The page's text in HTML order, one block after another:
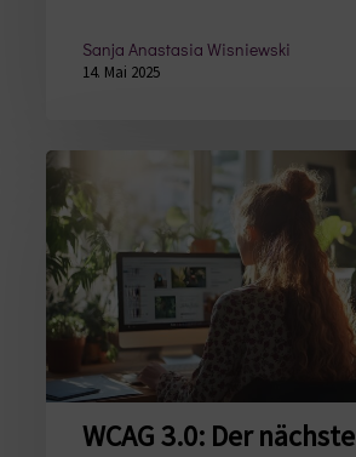
Sanja Anastasia Wisniewski
14. Mai 2025
WCAG
3.0:
Der
nächste
Barrierefreiheitsstandard
WCAG 3.0: Der nächste